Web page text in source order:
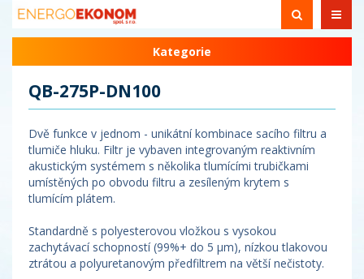
Kategorie
QB-275P-DN100
Dvě funkce v jednom - unikátní kombinace sacího filtru a
tlumiče hluku. Filtr je vybaven integrovaným reaktivním
akustickým systémem s několika tlumícími trubičkami
umístěných po obvodu filtru a zesíleným krytem s
tlumícím plátem.
Standardně s polyesterovou vložkou s vysokou
zachytávací schopností (99%+ do 5 µm), nízkou tlakovou
ztrátou a polyuretanovým předfiltrem na větší nečistoty.